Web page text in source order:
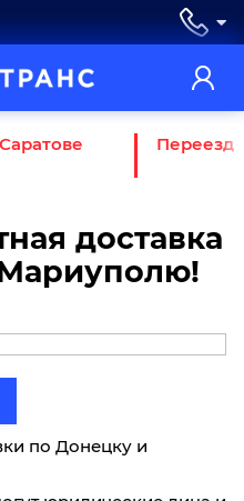
Переезд
доставка
по Донецку и